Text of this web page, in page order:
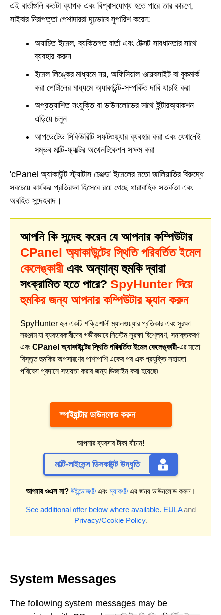
এই বার্তাগুলি কতটা ব্যাপক এবং বিশ্বাসযোগ্য হতে পারে তার কারণে,
সাইবার নিরাপত্তা পেশাদাররা দৃঢ়ভাবে সুপারিশ করেন:
অযাচিত ইমেল, ব্যক্তিগত বার্তা এবং টেক্সট সাবধানতার সাথে
ব্যবহার করুন
ইমেল লিঙ্কের মাধ্যমে নয়, অফিসিয়াল ওয়েবসাইট বা বুকমার্ক
করা পোর্টালের মাধ্যমে অ্যাকাউন্ট-সম্পর্কিত দাবি যাচাই করা
অপ্রত্যাশিত সংযুক্তি বা ডাউনলোডের সাথে ইন্টারঅ্যাকশন
এড়িয়ে চলুন
আপডেটেড সিকিউরিটি সফটওয়্যার ব্যবহার করা এবং যেখানেই
সম্ভব মাল্টি-ফ্যাক্টর অথেনটিকেশন সক্ষম করা
'cPanel অ্যাকাউন্ট স্ট্যাটাস চেঞ্জড' ইমেলের মতো জালিয়াতির বিরুদ্ধে
সবচেয়ে কার্যকর প্রতিরক্ষা হিসেবে রয়ে গেছে ধারাবাহিক সতর্কতা এবং
অবহিত সন্দেহবাদ।
আপনি কি সন্দেহ করেন যে আপনার কম্পিউটার
CPanel অ্যাকাউন্টের স্থিতি পরিবর্তিত ইমেল
কেলেঙ্কারীএবং অন্যান্য হুমকি দ্বারা
সংক্রামিত হতে পারে? SpyHunter দিয়ে
হুমকির জন্য আপনার কম্পিউটার স্ক্যান করুন
SpyHunter হল একটি শক্তিশালী ম্যালওয়্যার প্রতিকার এবং সুরক্ষা
সরঞ্জাম যা ব্যবহারকারীদের গভীরভাবে সিস্টেম সুরক্ষা বিশ্লেষণ, সনাক্তকরণ
এবং CPanel অ্যাকাউন্টের স্থিতি পরিবর্তিত ইমেল কেলেঙ্কারী-এর মতো
বিস্তৃত হুমকির অপসারণের পাশাপাশি একের পর এক প্রযুক্তি সহায়তা
পরিষেবা প্রদানে সহায়তা করার জন্য ডিজাইন করা হয়েছে৷
স্পাইহান্টার ডাউনলোড করুন
আপনার ব্যবসার টাকা বাঁচান!
মাল্টি-লাইসেন্স ডিসকাউন্ট উদ্ধৃতি
আপনার ওএস না? উইন্ডোজ®এবংম্যাক®এর জন্য ডাউনলোড করুন।
See additional offer below where available. EULAand
Privacy/Cookie Policy.
System Messages
The following system messages may be